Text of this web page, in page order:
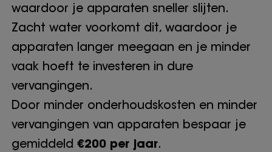
waardoor je apparaten sneller slijten.
Zacht water voorkomt dit, waardoor je
apparaten langer meegaan en je minder
vaak hoeft te investeren in dure
vervangingen.
Door minder onderhoudskosten en minder
vervangingen van apparaten bespaar je
gemiddeld€200 per jaar.